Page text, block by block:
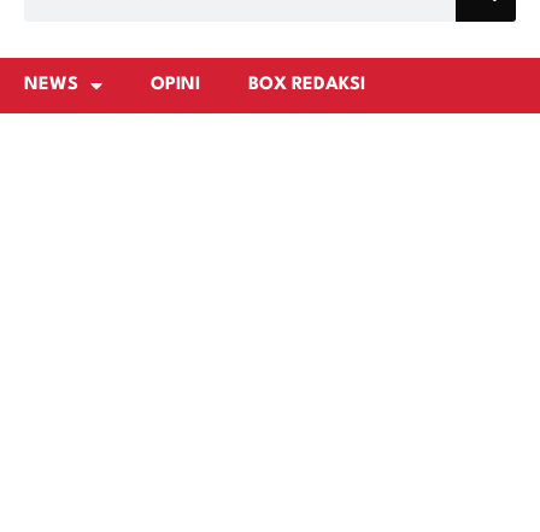
NEWS OPINI BOX REDAKSI